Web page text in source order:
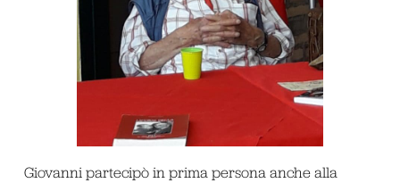
Giovanni partecipò in prima persona anche alla